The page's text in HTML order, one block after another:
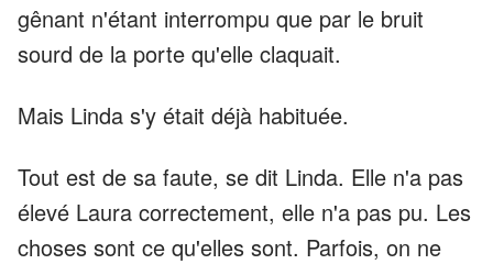
gênant n'étant interrompu que par le bruit
sourd de la porte qu'elle claquait.
Mais Linda s'y était déjà habituée.
Tout est de sa faute, se dit Linda. Elle n'a pas
élevé Laura correctement, elle n'a pas pu. Les
choses sont ce qu'elles sont. Parfois, on ne